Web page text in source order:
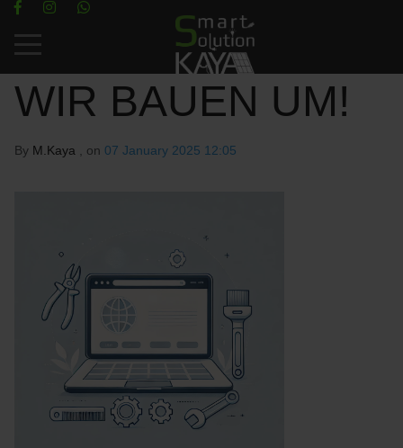
Mobile Menu Toggle
WIR BAUEN UM!
By M.Kaya , on 07 January 2025 12:05